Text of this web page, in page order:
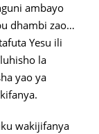
ambayo
dhambi zao…
Yesu ili
la
yao ya
wakijifanya